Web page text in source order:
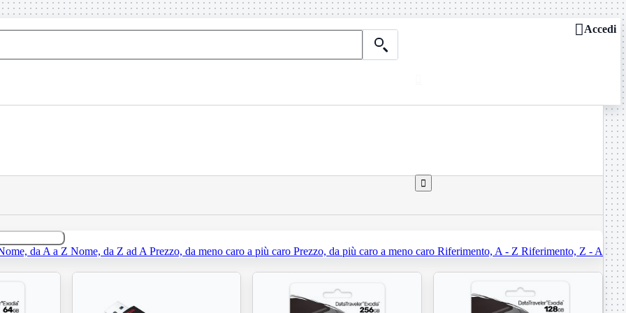
Accedi


da A a Z Nome, da Z ad A Prezzo, da meno caro a più caro Prezzo, da più caro a meno caro Riferimento, A - Z Riferimento, Z - A